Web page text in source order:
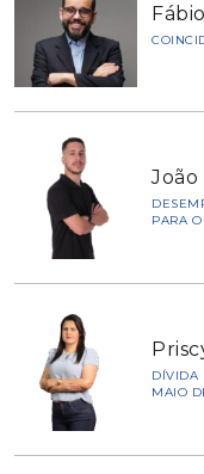
PARA
DÍVIDA
MAIO